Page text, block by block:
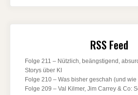
RSS Feed
Folge 211 – Nützlich, beängstigend,
Storys über KI
Folge 210 – Was bisher geschah (und
Folge 209 – Val Kilmer, Jim Carrey & Co: